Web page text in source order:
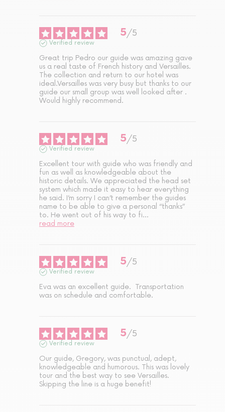
5/5
Verified review
Great trip Pedro our guide was amazing gave
us a real taste of French history and Versailles.
The collection and return to our hotel was
ideal.Versailles was very busy but thanks to our
guide our small group was well looked after .
Would highly recommend.
5/5
Verified review
Excellent tour with guide who was friendly and
fun as well as knowledgeable about the
historic details. We appreciated the head set
system which made it easy to hear everything
he said. I’m sorry I can’t remember the guides
name to be able to give a personal “thanks”
to. He went out of his way to fi...
read more
5/5
Verified review
Eva was an excellent guide.  Transportation
was on schedule and comfortable.
5/5
Verified review
Our guide, Gregory, was punctual, adept,
knowledgeable and humorous. This was lovely
tour and the best way to see Versailles.
Skipping the line is a huge benefit!